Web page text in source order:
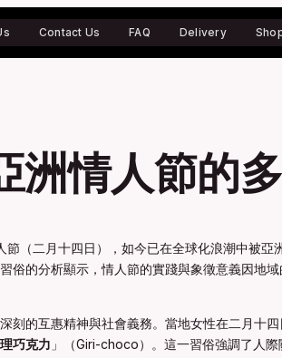
Contact Us FAQ Delivery
洲情人節的
（二月十四日），如今已在全球化浪潮中被
的分析顯示，情人節的實踐與象徵意義因地
的互惠精神與社會義務。當地女性在二月十
巧克力 」（Giri-choco）。這一習俗強調了人